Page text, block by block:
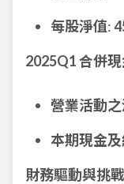
每股淨值:
2025Q1 合併
營業活動
本期現金
財務驅動與挑戰